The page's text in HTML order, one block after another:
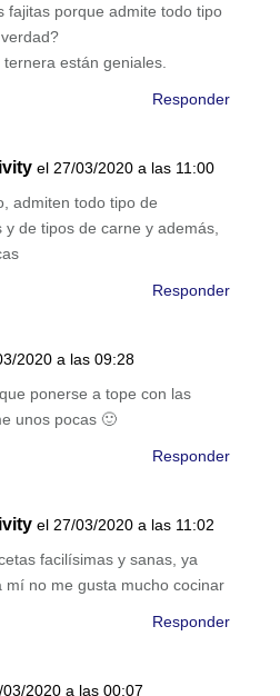
fajitas porque admite todo tipo
están geniales.
Responder
el 27/03/2020 a las 11:00
admiten todo tipo de
y de tipos de carne y además,
Responder
2020 a las 09:28
ponerse a tope con las
unos pocas 🙂
Responder
el 27/03/2020 a las 11:02
facilísimas y sanas, ya
mí no me gusta mucho cocinar
Responder
2020 a las 00:07